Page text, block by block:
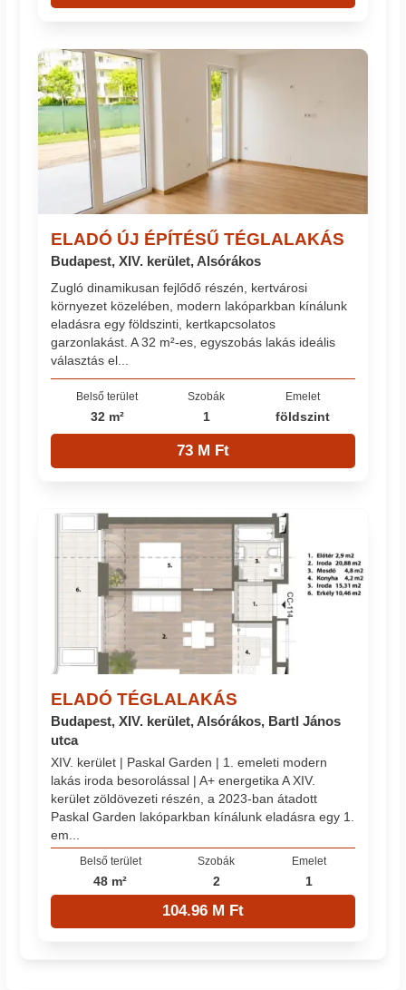
ELADÓ ÚJ ÉPÍTÉSŰ TÉGLALAKÁS
Budapest, XIV. kerület, Alsórákos
Zugló dinamikusan fejlődő részén, kertvárosi
környezet közelében, modern lakóparkban kínálunk
eladásra egy földszinti, kertkapcsolatos
garzonlakást. A 32 m²-es, egyszobás lakás ideális
választás el...
Belső terület
32 m²
Szobák
1
Emelet
földszint
73 M Ft
ELADÓ TÉGLALAKÁS
Budapest, XIV. kerület, Alsórákos, Bartl János
utca
XIV. kerület | Paskal Garden | 1. emeleti modern
lakás iroda besorolással | A+ energetika A XIV.
kerület zöldövezeti részén, a 2023-ban átadott
Paskal Garden lakóparkban kínálunk eladásra egy 1.
em...
Belső terület
48 m²
Szobák
2
Emelet
1
104.96 M Ft